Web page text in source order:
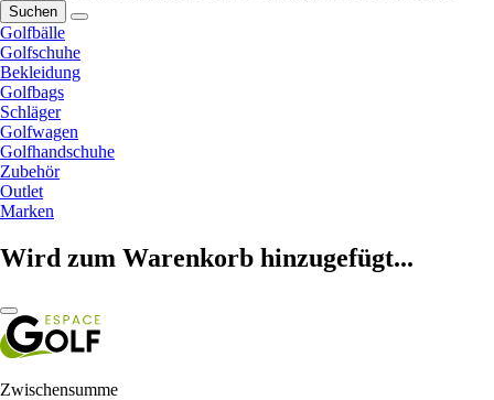
Suchen
Golfbälle
Golfschuhe
Bekleidung
Golfbags
Schläger
Golfwagen
Golfhandschuhe
Zubehör
Outlet
Marken
Wird zum Warenkorb hinzugefügt...
Zwischensumme